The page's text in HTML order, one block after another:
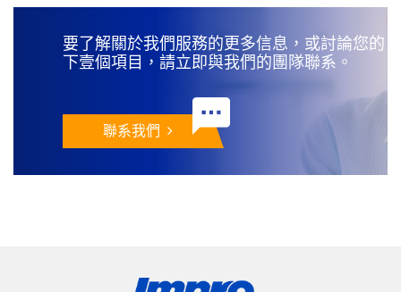
要了解關於我們服務的更多信息，或討論您的
下壹個項目，請立即與我們的團隊聯系。
聯系我們